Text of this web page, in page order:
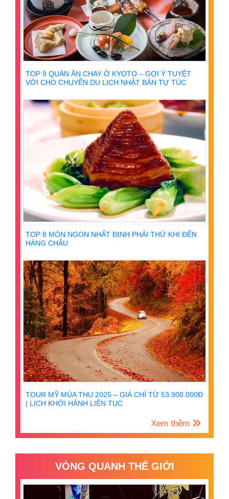
TOP 9 QUÁN ĂN CHAY Ở KYOTO – GỢI Ý TUYỆT
VỜI CHO CHUYẾN DU LỊCH NHẬT BẢN TỰ TÚC
TOP 8 MÓN NGON NHẤT ĐỊNH PHẢI THỬ KHI ĐẾN
HÀNG CHÂU
TOUR MỸ MÙA THU 2025 – GIÁ CHỈ TỪ 53.900.000Đ
| LỊCH KHỞI HÀNH LIÊN TỤC
Xem thêm
VÒNG QUANH THẾ GIỚI